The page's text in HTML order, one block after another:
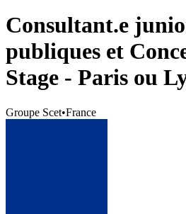
Consultant.e
publiques et
Stage - Paris ou
Groupe Scet•France